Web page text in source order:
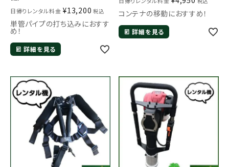
日帰りレンタル料金 ¥13,200 税込
単管パイプの打ち込みにおすす
め！
詳細を見る
コンテナの移動におすすめ！
詳細を見る